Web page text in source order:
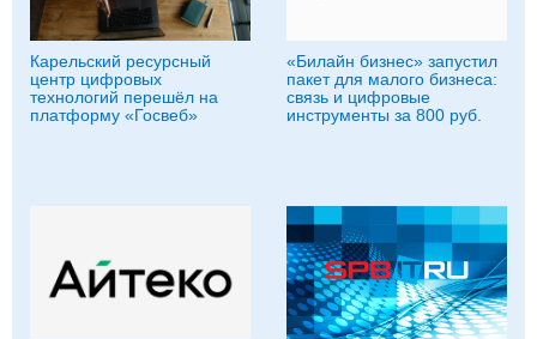
Карельский ресурсный
центр цифровых
технологий перешёл на
платформу «Госвеб»
«Билайн бизнес» запустил
пакет для малого бизнеса:
связь и цифровые
инструменты за 800 руб.